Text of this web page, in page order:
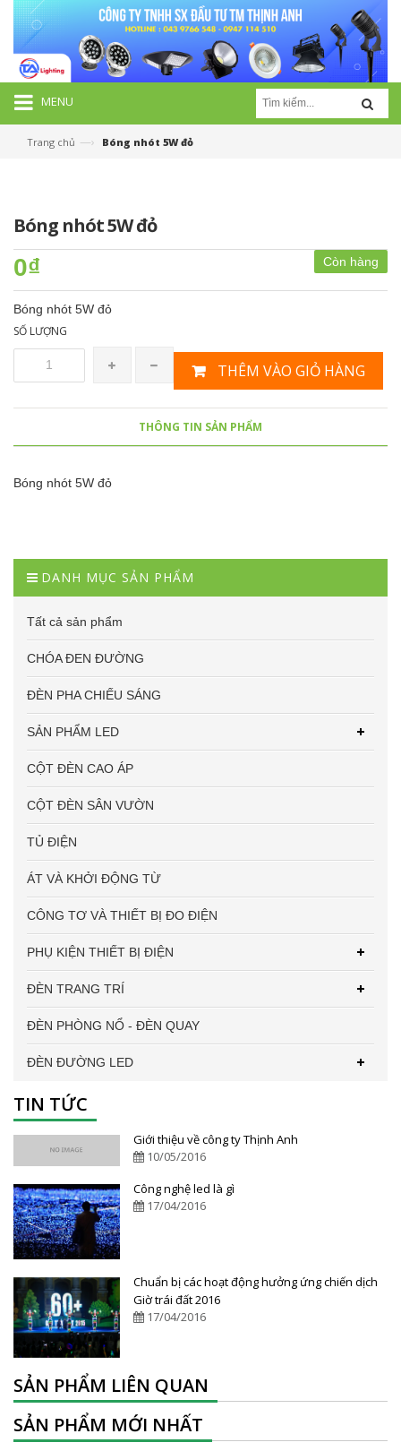
MENU
Trang chủ —› Bóng nhót 5W đỏ
Bóng nhót 5W đỏ
Còn hàng
0₫
Bóng nhót 5W đỏ
SỐ LƯỢNG
THÊM VÀO GIỎ HÀNG
THÔNG TIN SẢN PHẨM
Bóng nhót 5W đỏ
DANH MỤC SẢN PHẨM
Tất cả sản phẩm
CHÓA ĐEN ĐƯỜNG
ĐÈN PHA CHIẾU SÁNG
SẢN PHẨM LED
CỘT ĐÈN CAO ÁP
CỘT ĐÈN SÂN VƯỜN
TỦ ĐIỆN
ÁT VÀ KHỞI ĐỘNG TỪ
CÔNG TƠ VÀ THIẾT BỊ ĐO ĐIỆN
PHỤ KIỆN THIẾT BỊ ĐIỆN
ĐÈN TRANG TRÍ
ĐÈN PHÒNG NỔ - ĐÈN QUAY
ĐÈN ĐƯỜNG LED
TIN TỨC
Giới thiệu về công ty Thịnh Anh
10/05/2016
Công nghệ led là gì
17/04/2016
Chuẩn bị các hoạt động hưởng ứng chiến dịch
Giờ trái đất 2016
17/04/2016
SẢN PHẨM LIÊN QUAN
SẢN PHẨM MỚI NHẤT